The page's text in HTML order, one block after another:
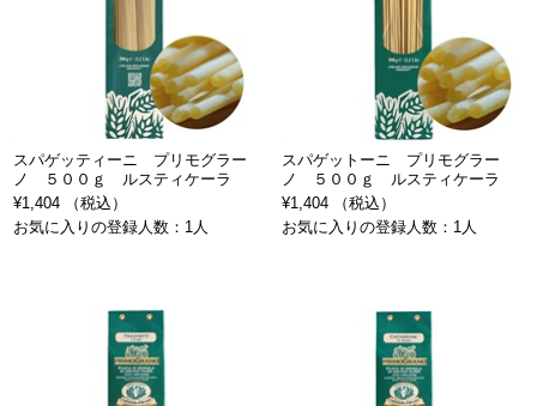
スパゲッティーニ プリモグラー
ノ ５００ｇ ルスティケーラ
¥1,404 （税込）
お気に入りの登録人数：1人
スパゲットーニ プリモグラー
ノ ５００ｇ ルスティケーラ
¥1,404 （税込）
お気に入りの登録人数：1人